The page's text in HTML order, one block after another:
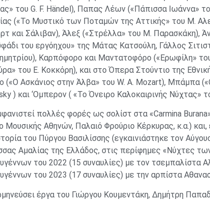
του G. F. Händel), Παπας Λέων («Πάπισσα Ιωάννα»
(«Το Μυστικό των Ποταμών της Αττικής» του Μ.
και Σάλιβαν), Άλεξ («Στρέλλα» του Μ. Παρασκάκη),
του εργόηχου» της Μάτας Κατσούλη, Γάλλος
Καρπόφορο και Μαντατοφόρο («Ερωφίλη»
του Ε. Κοκκόρη), και στο Όπερα Στούντιο της
(«Ο Ασκάνιος στην Άλβα» του W. Α. Mozart), Μπάμπα
) και ‘Ομπερον ( «Το Όνειρο Καλοκαιρινής Νύχτας»
πολλές φορές ως σολίστ στα «Carmina
Μουσικής Αθηνών, Παλαιό Φρούριο Κέρκυρας, κ.α.)
του Πύργου Βασιλίσσης (εγκαινιάστηκε τον
Αμαλίας της Ελλάδος, στις περίφημες «Νύχτες
του 2022 (15 συναυλίες) με τον τσεμπαλίστα
του 2023 (17 συναυλίες) με την αρπίστα
έργα του Γιώργου Κουμεντάκη, Δημήτρη